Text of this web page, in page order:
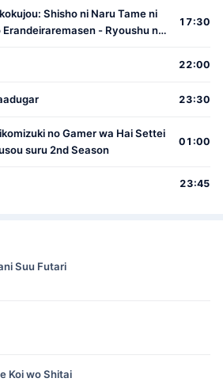
Shisho ni Naru Tame ni
- Ryoushu no
17:30
22:00
23:30
no Gamer wa Hai Settei
suru 2nd Season
01:00
23:45
Suu Futari
Koi wo Shitai